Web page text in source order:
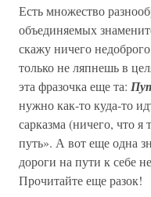
Есть множество
объединяемых
скажу ничего
только не ляпнешь в
эта фразочка еще та:
нужно как-то куда-то
сарказма (ничего, что
путь». А вот еще одна
дороги на пути к себе
Прочитайте еще разок!